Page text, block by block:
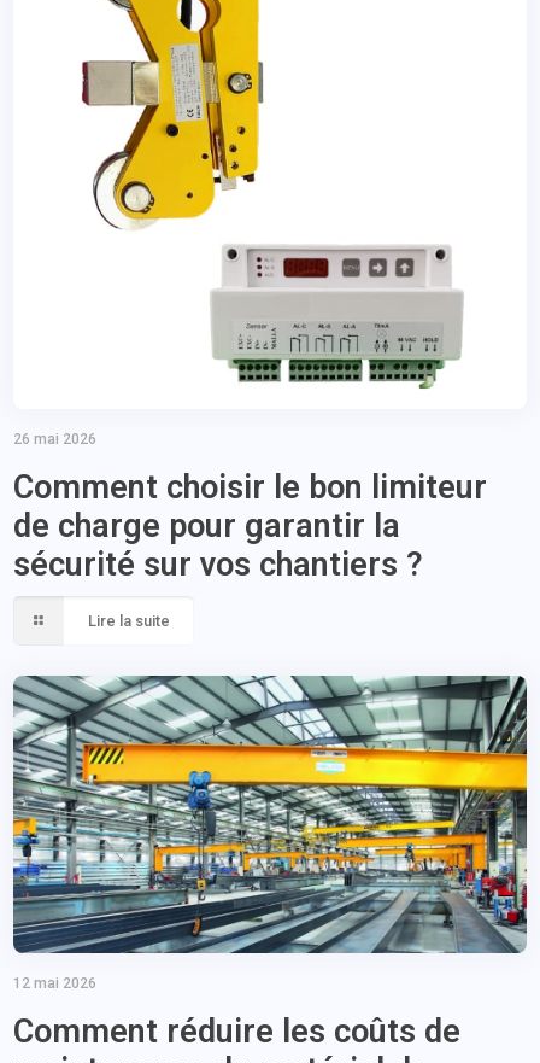
26 mai 2026
Comment choisir le bon limiteur
de charge pour garantir la
sécurité sur vos chantiers ?
Lire la suite
12 mai 2026
Comment réduire les coûts de